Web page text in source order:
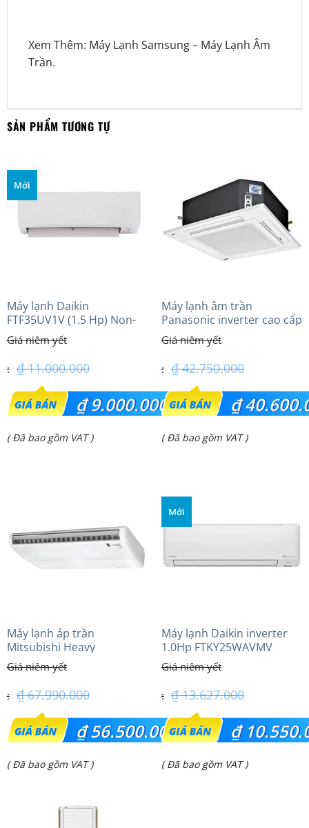
Xem Thêm: Máy Lạnh Samsung– Máy Lạnh Âm
Trần.
SẢN PHẨM TƯƠNG TỰ
Mới
Máy lạnh Daikin
FTF35UV1V (1.5 Hp) Non-
inverter Thái lan
₫11.000.000
Giá
gốc
là:
₫9.000.000
Giá
₫ 9.000.000.
( Đã bao gồm VAT )
Máy lạnh âm trần
Panasonic inverter cao cấp
(5.0Hp) S-3448PU3HA/U-
43PRH1H5
₫42.750.000
Giá
gốc
là:
₫
Giá
₫ 40.600.000.
( Đã bao gồm VAT )
Máy lạnh áp trần
Mitsubishi Heavy
FDE140VG (6.0Hp) Cao cấp
– 1 Pha
₫67.990.000
Giá
gốc
là:
₫56.500.000
Giá
( Đã bao gồm VAT )
Mới
Máy lạnh Daikin inverter
1.0Hp FTKY25WAVMV
₫13.627.000
Giá
gốc
là:
₫
Giá
( Đã bao gồm VAT )